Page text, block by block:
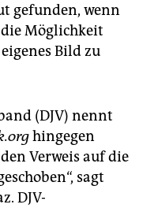
gefunden, wenn
die Möglichkeit
Bild zu
(DJV) nennt
hingegen
Verweis auf die
sagt
DJV-